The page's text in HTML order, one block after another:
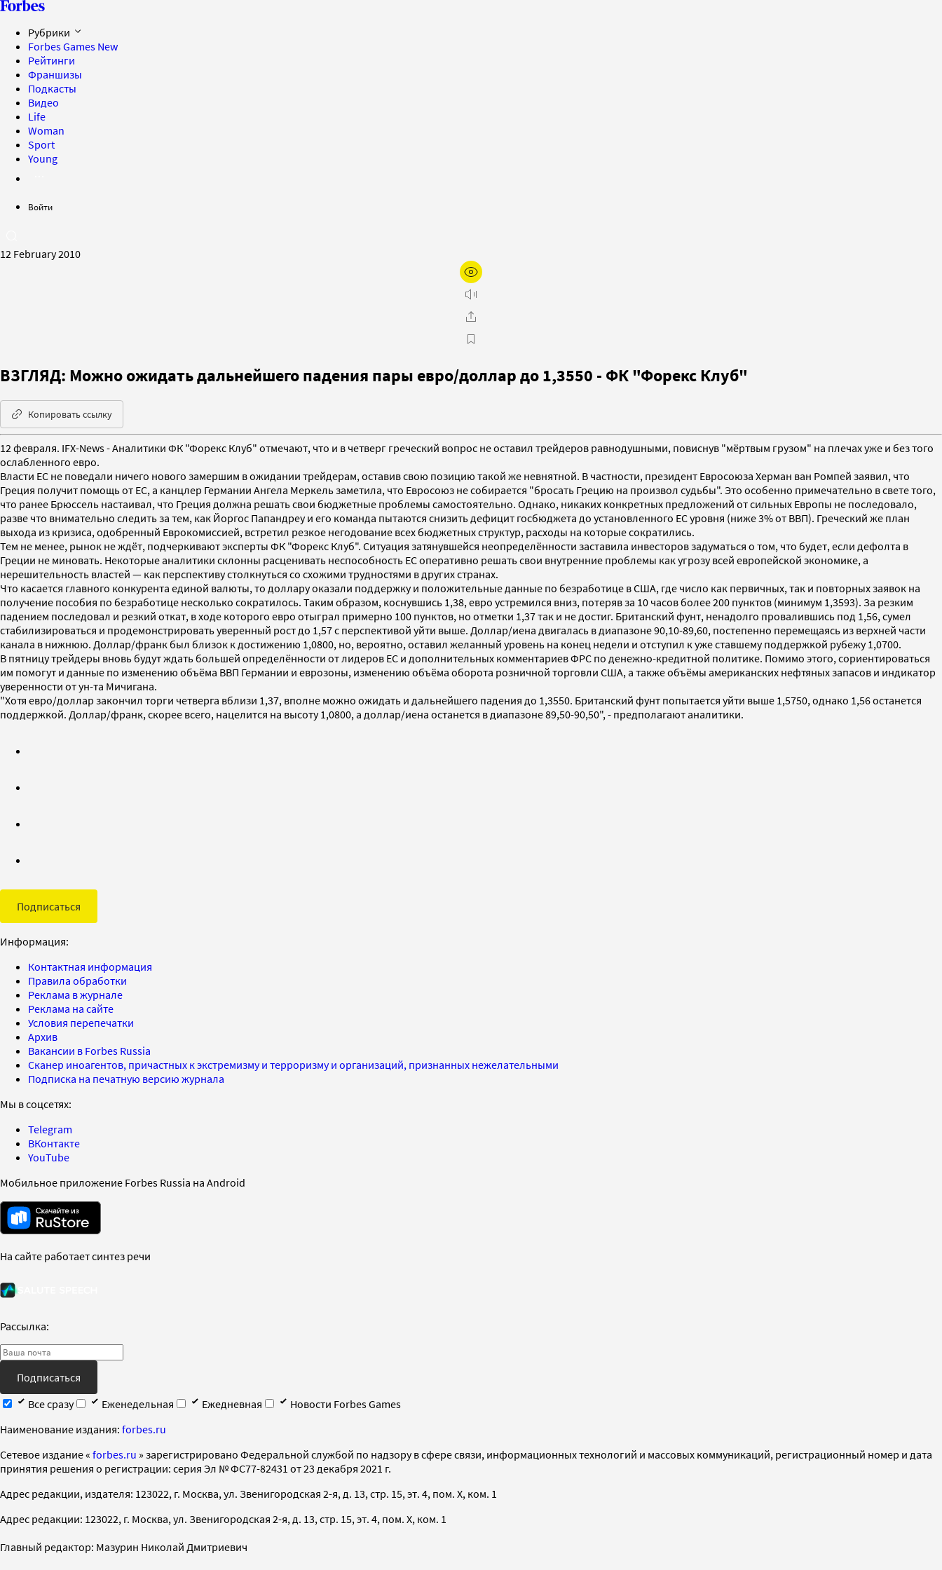
Рубрики
Forbes Games New
Рейтинги
Франшизы
Подкасты
Видео
Life
Woman
Sport
Young
Войти
12 February 2010
ВЗГЛЯД: Можно ожидать дальнейшего падения пары евро/доллар до 1,3550 - ФК "Форекс Клуб"
Копировать ссылку
12 февраля. IFX-News - Аналитики ФК "Форекс Клуб" отмечают, что и в четверг греческий вопрос не оставил трейдеров равнодушными, повиснув "мёртвым грузом" на плечах уже и без того
ослабленного евро.
Власти ЕС не поведали ничего нового замершим в ожидании трейдерам, оставив свою позицию такой же невнятной. В частности, президент Евросоюза Херман ван Ромпей заявил, что
Греция получит помощь от ЕС, а канцлер Германии Ангела Меркель заметила, что Евросоюз не собирается "бросать Грецию на произвол судьбы". Это особенно примечательно в свете того,
что ранее Брюссель настаивал, что Греция должна решать свои бюджетные проблемы самостоятельно. Однако, никаких конкретных предложений от сильных Европы не последовало,
разве что внимательно следить за тем, как Йоргос Папандреу и его команда пытаются снизить дефицит госбюджетa до установленного ЕС уровня (ниже 3% от ВВП). Греческий же план
выхода из кризиса, одобренный Еврокомиссией, встретил резкое негодование всех бюджетных структур, расходы на которые сократились.
Тем не менее, рынок не ждёт, подчеркивают эксперты ФК "Форекс Клуб". Ситуация затянувшейся неопределённости заставила инвесторов задуматься о том, что будет, если дефолта в
Греции не миновать. Некоторые аналитики склонны расценивать неспособность ЕС оперативно решать свои внутренние проблемы как угрозу всей европейской экономике, а
нерешительность властей — как перспективу столкнуться со схожими трудностями в других странах.
Что касается главного конкурента единой валюты, то доллару оказали поддержку и положительные данные по безработице в США, где число как первичных, так и повторных заявок на
получение пособия по безработице несколько сократилось. Таким образом, коснувшись 1,38, евро устремился вниз, потеряв за 10 часов более 200 пунктов (минимум 1,3593). За резким
падением последовал и резкий откат, в ходе которого евро отыграл примерно 100 пунктов, но отметки 1,37 так и не достиг. Британский фунт, ненадолго провалившись под 1,56, сумел
стабилизироваться и продемонстрировать уверенный рост до 1,57 с перспективой уйти выше. Доллар/иена двигалась в диапазоне 90,10-89,60, постепенно перемещаясь из верхней части
канала в нижнюю. Доллар/франк был близок к достижению 1,0800, но, вероятно, оставил желанный уровень на конец недели и отступил к уже ставшему поддержкой рубежу 1,0700.
В пятницу трейдеры вновь будут ждать большей определённости от лидеров ЕС и дополнительных комментариев ФРС по денежно-кредитной политике. Помимо этого, сориентироваться
им помогут и данные по изменению объёма ВВП Германии и еврозоны, изменению объёма оборота розничной торговли США, а также объёмы американских нефтяных запасов и индикатор
уверенности от ун-та Мичигана.
"Хотя евро/доллар закончил торги четверга вблизи 1,37, вполне можно ожидать и дальнейшего падения до 1,3550. Британский фунт попытается уйти выше 1,5750, однако 1,56 останется
поддержкой. Доллар/франк, скорее всего, нацелится на высоту 1,0800, а доллар/иена останется в диапазоне 89,50-90,50", - предполагают аналитики.
Подписаться
Информация:
Контактная информация
Правила обработки
Реклама в журнале
Реклама на сайте
Условия перепечатки
Архив
Вакансии в Forbes Russia
Сканер иноагентов, причастных к экстремизму и терроризму и организаций, признанных нежелательными
Подписка на печатную версию журнала
Мы в соцсетях:
Telegram
ВКонтакте
YouTube
Мобильное приложение Forbes Russia на Android
На сайте работает синтез речи
Рассылка:
Подписаться
Все сразу
Еженедельная Ежедневная
Новости Forbes Games
Наименование издания: forbes.ru
Cетевое издание « forbes.ru » зарегистрировано Федеральной службой по надзору в сфере связи, информационных технологий и массовых коммуникаций, регистрационный номер и дата
принятия решения о регистрации: серия Эл № ФС77-82431 от 23 декабря 2021 г.
Адрес редакции, издателя: 123022, г. Москва, ул. Звенигородская 2-я, д. 13, стр. 15, эт. 4, пом. X, ком. 1
Адрес редакции: 123022, г. Москва, ул. Звенигородская 2-я, д. 13, стр. 15, эт. 4, пом. X, ком. 1
Главный редактор: Мазурин Николай Дмитриевич